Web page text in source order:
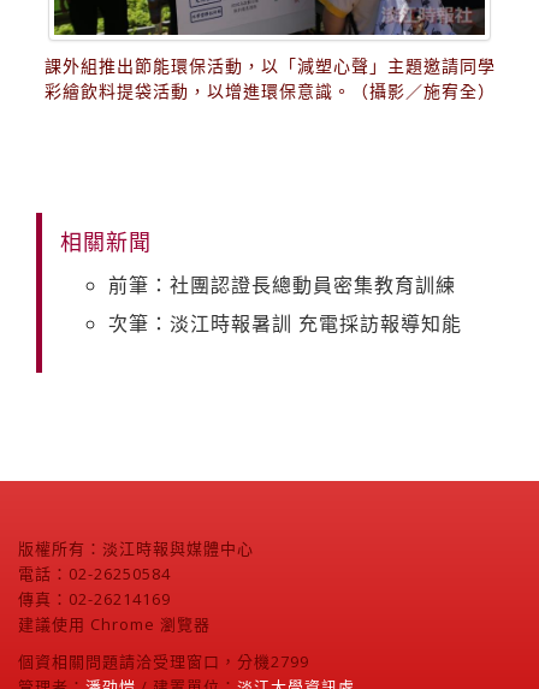
課外組推出節能環保活動，以「減塑心聲」主題邀請同學
彩繪飲料提袋活動，以增進環保意識。（攝影／施宥全）
相關新聞
前筆：社團認證長總動員密集教育訓練
次筆：淡江時報暑訓 充電採訪報導知能
版權所有：淡江時報與媒體中心
電話：02-26250584
傳真：02-26214169
建議使用 Chrome 瀏覽器
個資相關問題請洽受理窗口，分機2799